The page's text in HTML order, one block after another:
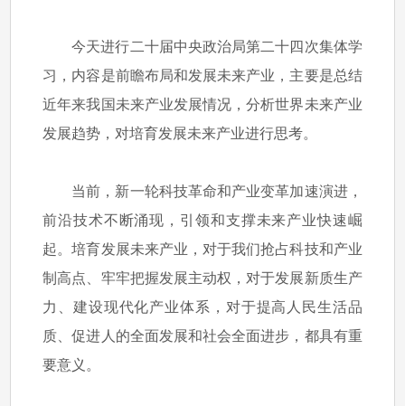
今天进行二十届中央政治局第二十四次集体学
习，内容是前瞻布局和发展未来产业，主要是总结
近年来我国未来产业发展情况，分析世界未来产业
发展趋势，对培育发展未来产业进行思考。
当前，新一轮科技革命和产业变革加速演进，
前沿技术不断涌现，引领和支撑未来产业快速崛
起。培育发展未来产业，对于我们抢占科技和产业
制高点、牢牢把握发展主动权，对于发展新质生产
力、建设现代化产业体系，对于提高人民生活品
质、促进人的全面发展和社会全面进步，都具有重
要意义。